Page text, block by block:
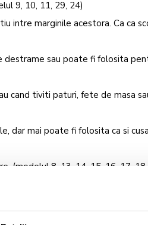
9, 10, 11, 29, 24)
intre marginile acestora. Ca ca
destrame sau poate fi folosita
cand tiviti paturi, fete de masa
dar mai poate fi folosita ca si
(modelul 8, 13, 14, 15, 16, 17,